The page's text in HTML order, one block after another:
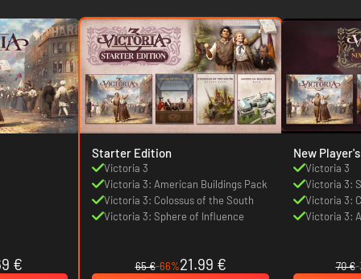
€
Starter Edition
Victoria 3
Victoria 3: American Buildings Pack
Victoria 3: Colossus of the South
Victoria 3: Sphere of Influence
65 €-66%21.99 €
New
Victoria 3
Victoria 3:
Victoria 3:
Victoria 3:
70 €-